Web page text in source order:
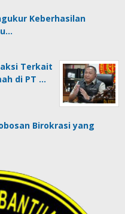
Keberhasilan
Terkait
di PT …
Birokrasi yang